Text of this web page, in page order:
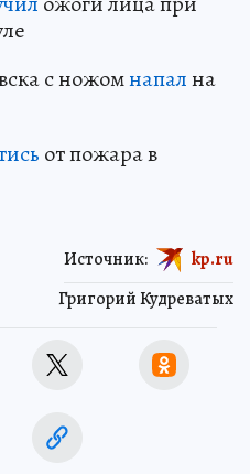
с ножомнапална
от пожара в
Григорий Кудреватых
Источник: kp.ru